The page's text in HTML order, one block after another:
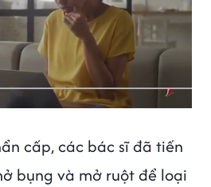
cấp, các bác sĩ đã tiến
bụng và mở ruột để loại